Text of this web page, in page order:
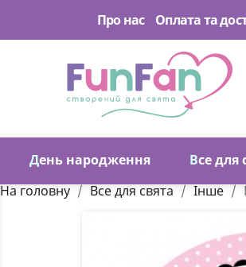
Про нас Оплата та
День народження Все для
На головну Все для свята Інше